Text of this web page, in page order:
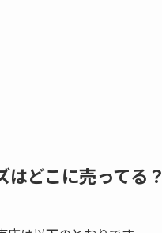
どこに売ってる？